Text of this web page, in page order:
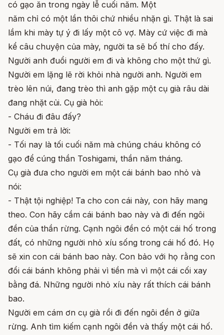
có gạo ăn trong ngày lễ cuối năm. Một
năm chỉ có một lần thôi chứ nhiều nhặn gì. Thật là sai
lầm khi mày tự ý đi lấy một cô vợ. Mày cứ việc đi mà
kể câu chuyện của mày, người ta sẽ bố thí cho đấy.
Người anh đuổi người em đi và không cho một thứ gì.
Người em lặng lẽ rời khỏi nhà người anh. Người em
trèo lên núi, đang trèo thì anh gặp một cụ già râu dài
đang nhặt củi. Cụ già hỏi:
- Cháu đi đâu đấy?
Người em trả lời:
- Tối nay là tối cuối năm mà chúng cháu không có
gạo để cúng thần Toshigami, thần năm tháng.
Cụ già đưa cho người em một cái bánh bao nhỏ và
nói:
- Thật tội nghiệp! Ta cho con cái này, con hãy mang
theo. Con hãy cầm cái bánh bao này và đi đến ngôi
đền của thần rừng. Cạnh ngôi đền có một cái hố trong
đất, có những người nhỏ xíu sống trong cái hố đó. Họ
sẽ xin con cái bánh bao này. Con bảo với họ rằng con
đổi cái bánh không phải vì tiền mà vì một cái cối xay
bằng đá. Những người nhỏ xíu này rất thích cái bánh
bao.
Người em cám ơn cụ già rồi đi đến ngôi đền ở giữa
rừng. Anh tìm kiếm cạnh ngôi đền và thấy một cái hố.